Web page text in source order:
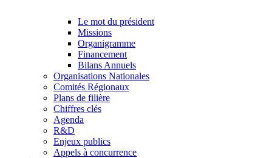
Le mot du président
Missions
Organigramme
Financement
Bilans Annuels
Organisations Nationales
Comités Régionaux
Plans de filière
Chiffres clés
Agenda
R&D
Enjeux publics
Appels à concurrence